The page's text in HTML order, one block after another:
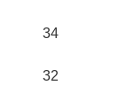
34
32